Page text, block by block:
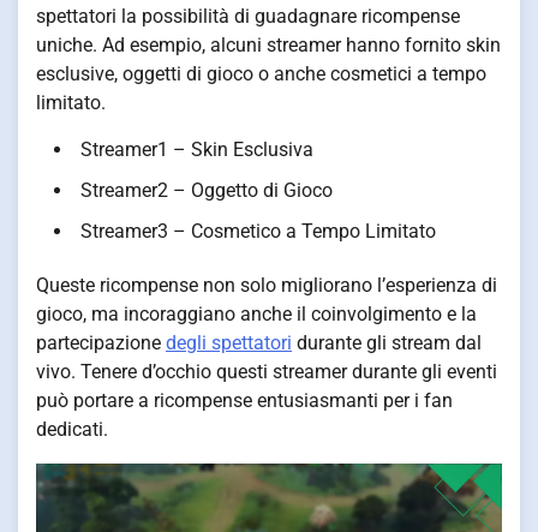
spettatori la possibilità di guadagnare ricompense
uniche. Ad esempio, alcuni streamer hanno fornito skin
esclusive, oggetti di gioco o anche cosmetici a tempo
limitato.
Streamer1 – Skin Esclusiva
Streamer2 – Oggetto di Gioco
Streamer3 – Cosmetico a Tempo Limitato
Queste ricompense non solo migliorano l’esperienza di
gioco, ma incoraggiano anche il coinvolgimento e la
partecipazione degli spettatori durante gli stream dal
vivo. Tenere d’occhio questi streamer durante gli eventi
può portare a ricompense entusiasmanti per i fan
dedicati.